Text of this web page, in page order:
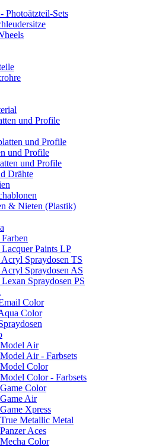
Photoätzteil-Sets
und Profile
und Profile
und Profile
und Profile
Drähte
& Nieten (Plastik)
Paints LP
Spraydosen TS
Spraydosen AS
Spraydosen PS
Color
Color
Air
Air - Farbsets
Color
Color - Farbsets
Color
Air
Xpress
Metallic Metal
Aces
Color